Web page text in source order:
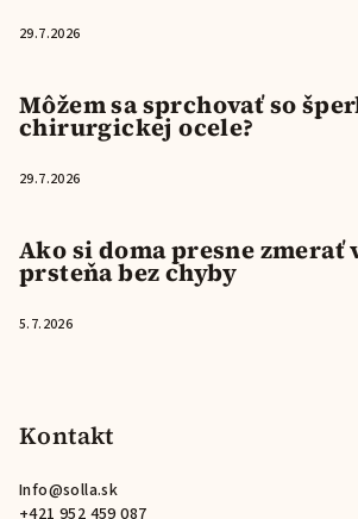
29.7.2026
Môžem sa sprchovať so
chirurgickej ocele?
29.7.2026
Ako si doma presne zmerať
prsteňa bez chyby
5.7.2026
Kontakt
Info@solla.sk
+421 952 459 087